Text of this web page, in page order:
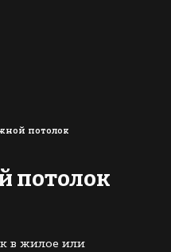
потолок
потолок
в жилое или